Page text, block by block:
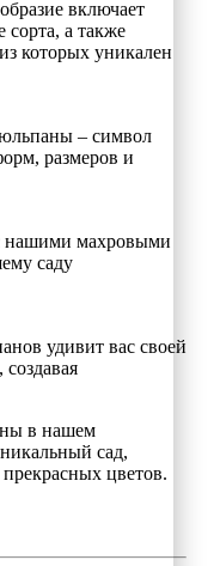
включает
а также
которых уникален
– символ
размеров и
нашими махровыми
саду
удивит вас своей
в нашем
сад,
цветов.